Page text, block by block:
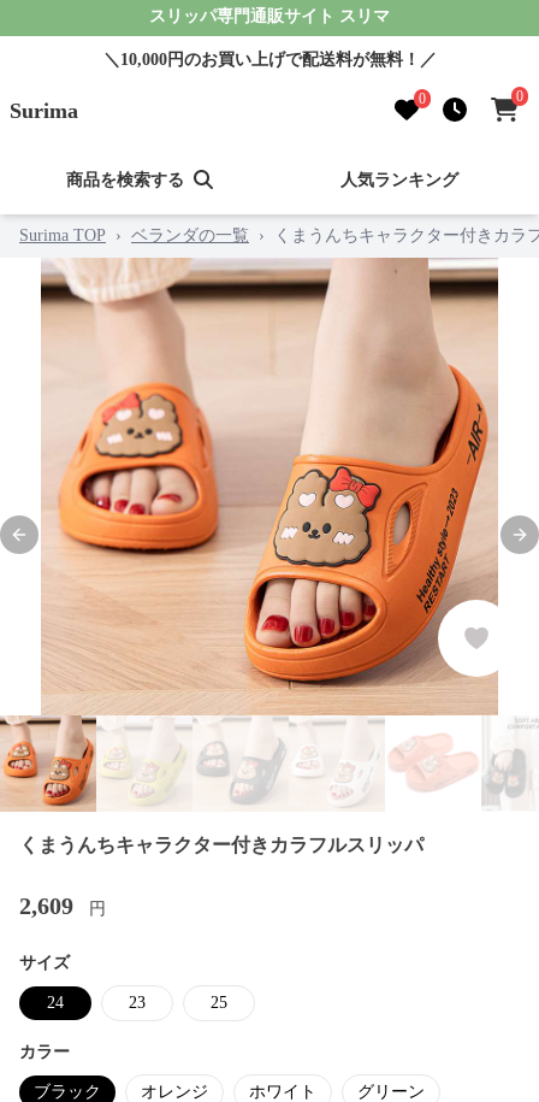
スリッパ専門通販サイト スリマ
＼10,000円のお買い上げで配送料が無料！／
Surima 0 0
商品を検索する 人気ランキング
Surima TOP › ベランダの一覧 › くまうんちキャラクター付きカラ
Previous slide
くまうんちキャラクター付きカラフルスリッパ
2,609 円
サイズ
24 23 25
カラー
ブラック オレンジ ホワイト グリーン